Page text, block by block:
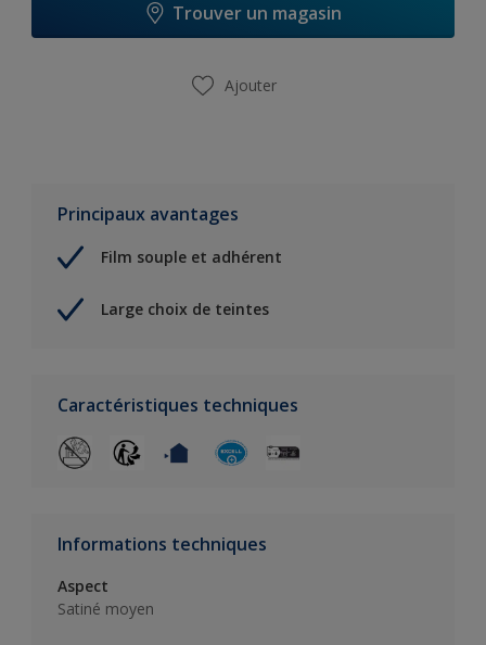
Trouver un magasin
Ajouter
Principaux avantages
Film souple et adhérent
Large choix de teintes
Caractéristiques techniques
Informations techniques
Aspect
Satiné moyen